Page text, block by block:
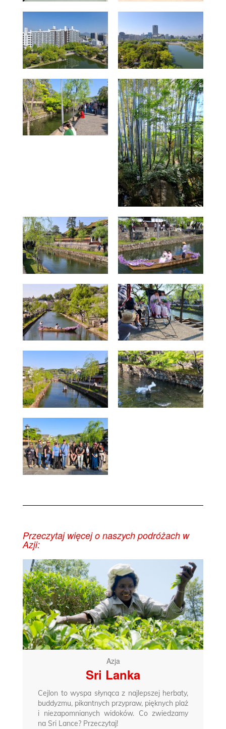
Przeczytaj więcej o naszych podróżach w
Azji:
Azja
Sri Lanka
Cejlon to wyspa słynąca z najlepszej herbaty,
buddyzmu, pikantnych przypraw, pięknych plaż
i niezapomnianych widoków. Co zwiedzamy
na Sri Lance? Przeczytaj!